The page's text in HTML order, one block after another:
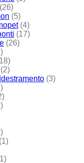
(26)
(5)
(4)
(17)
(26)
(2)
(3)
(1)